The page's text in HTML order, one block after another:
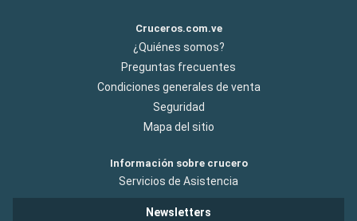
Cruceros.com.ve
¿Quiénes somos?
Preguntas frecuentes
Condiciones generales de venta
Seguridad
Mapa del sitio
Información sobre crucero
Servicios de Asistencia
Newsletters